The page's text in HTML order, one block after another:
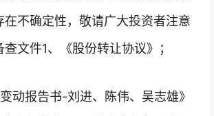
在不确定性，敬请广大投资者注意
文件1、《股份转让协议》；
动报告书-刘进、陈伟、吴志雄》